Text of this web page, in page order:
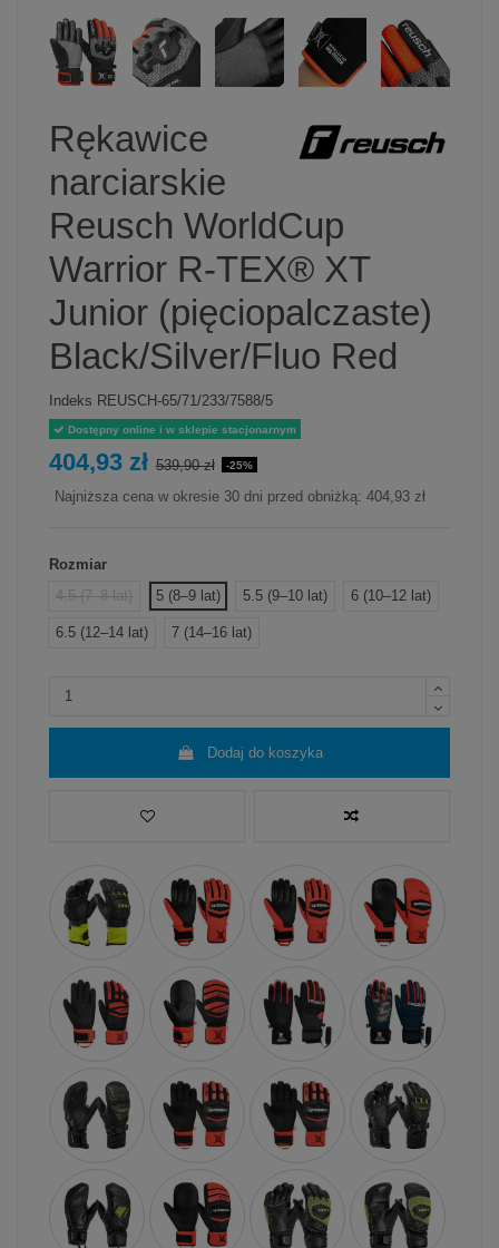
Rękawice
narciarskie
Reusch WorldCup
Warrior R-TEX® XT
Junior (pięciopalczaste)
Black/Silver/Fluo Red
Indeks REUSCH-65/71/233/7588/5
Dostępny online i w sklepie stacjonarnym
404,93 zł 539,90 zł -25%
Najniższa cena w okresie 30 dni przed obniżką: 404,93 zł
Rozmiar
4.5 (7–8 lat)
5 (8–9 lat) 5.5 (9–10 lat) 6 (10–12 lat)
6.5 (12–14 lat) 7 (14–16 lat)
Dodaj do koszyka